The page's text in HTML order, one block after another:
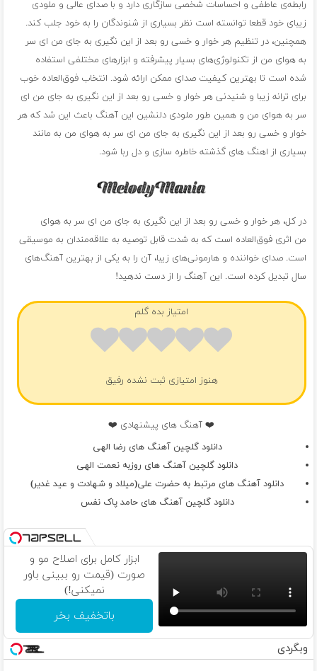
رابطه‌ی عاطفی و احساسات شخصی سازگاری دارد و با صدای عالی و ملودی
زیبای خود قطعا توانسته است نظر بسیاری از شنوندگان را به خود جلب کند.
همچنین، در تنظیم هر خوار و خسی رو بعد از این نگیری به جای من ای سر
به هوای من از تکنولوژی‌های بسیار پیشرفته و ابزارهای مختلفی استفاده
شده است تا بهترین کیفیت صدای ممکن ارائه شود. انتخاب فوق‌العاده خوب
برای ترانه زیبا و شنیدنی هر خوار و خسی رو بعد از این نگیری به جای من ای
سر به هوای من و همین طور ملودی دلنشین این آهنگ باعث این شد که هر
خوار و خسی رو بعد از این نگیری به جای من ای سر به هوای من به مانند
بسیاری از اهنگ های گذشته خاطره سازی و دل ربا شود.
در کل، هر خوار و خسی رو بعد از این نگیری به جای من ای سر به هوای
من اثری فوق‌العاده است که به شدت قابل توصیه به علاقه‌مندان به موسیقی
است. صدای خواننده و هارمونی‌های زیبا، آن را به یکی از بهترین آهنگ‌های
سال تبدیل کرده است. این آهنگ را از دست ندهید!
امتیاز بده گلم
هنوز امتیازی ثبت نشده رفیق
❤️ آهنگ های پیشنهادی ❤️
دانلود گلچین آهنگ های رضا الهی
دانلود گلچین آهنگ های روزبه نعمت الهی
دانلود آهنگ های مرتبط به حضرت علی(میلاد و شهادت و عید غدیر)
دانلود گلچین آهنگ های حامد پاک نفس
ابزار کامل برای اصلاح مو و
صورت (قیمت رو ببینی باور
نمیکنی!)
باتخفیف بخر
وبگردی